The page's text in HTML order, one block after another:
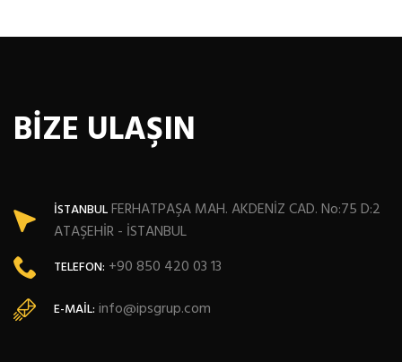
BİZE ULAŞIN
İSTANBULFERHATPAŞA MAH. AKDENİZ CAD. No:75 D:2
ATAŞEHİR - İSTANBUL
TELEFON: +90 850 420 03 13
E-MAIL: info@ipsgrup.com